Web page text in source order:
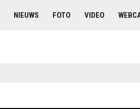
NIEUWS FOTO VIDEO